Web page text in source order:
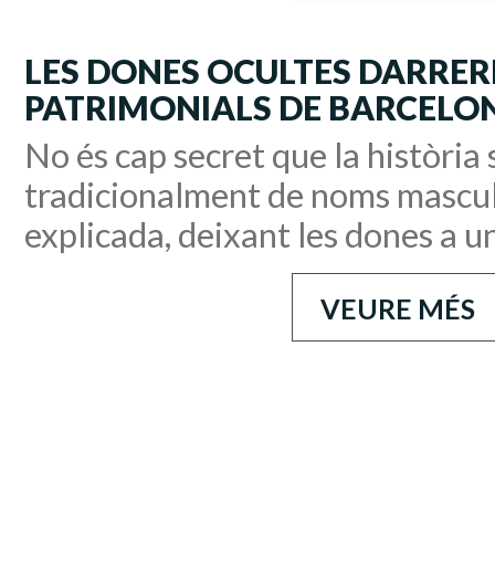
LES DONES OCULTES
PATRIMONIALS DE
No és cap secret que la història
tradicionalment de noms
explicada, deixant les dones a
VEURE MÉS